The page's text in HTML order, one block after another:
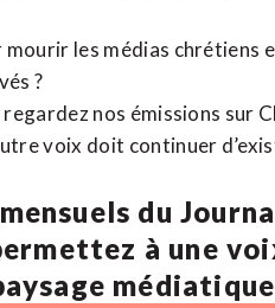
les médias chrétiens
?
nos émissions sur
voix doit continuer
du
à une